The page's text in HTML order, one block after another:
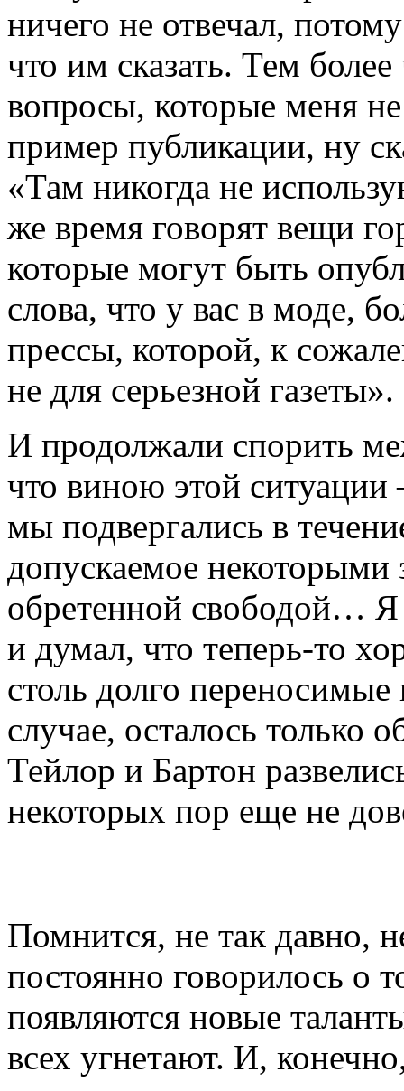
ничего не отвечал,
что им сказать. Тем
вопросы, которые меня
пример публикации, ну
«Там никогда не
же время говорят вещи
которые могут быть
слова, что у вас в моде,
прессы, которой, к
не для серьезной газеты».
И продолжали спорить
что виною этой ситуации
мы подвергались в
допускаемое некоторыми
обретенной свободой…
и думал, что теперь-то
столь долго
случае, осталось только
Тейлор и Бартон
некоторых пор еще не
Помнится, не так давно,
постоянно говорилось о
появляются новые
всех угнетают. И,